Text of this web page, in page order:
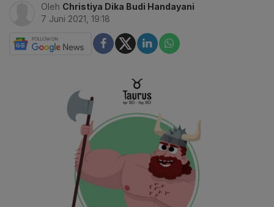
Oleh Christiya Dika Budi Handayani
7 Juni 2021, 19:18